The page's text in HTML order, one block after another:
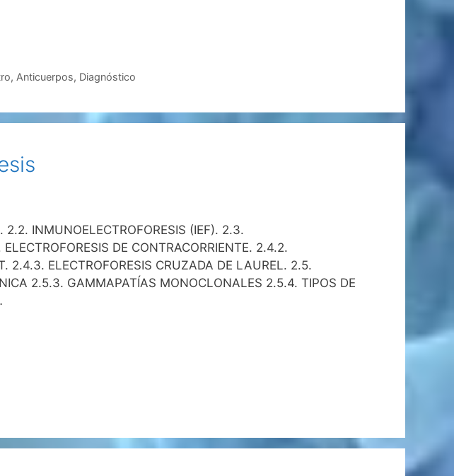
,Anticuerpos, Diagnóstico
2.2. INMUNOELECTROFORESIS (IEF). 2.3.
DE CONTRACORRIENTE. 2.4.2.
2.4.3. ELECTROFORESIS CRUZADA DE LAUREL. 2.5.
2.5.3. GAMMAPATÍAS MONOCLONALES 2.5.4. TIPOS DE